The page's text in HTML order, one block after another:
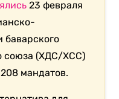
23 февраля
баварского
союза (ХДС/ХСС)
мандатов.